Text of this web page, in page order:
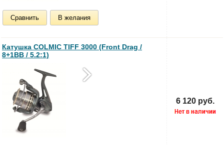
Сравнить В желания
Катушка COLMIC TIFF 3000 (Front Drag /
8+1BB / 5.2:1)
6 120 руб.